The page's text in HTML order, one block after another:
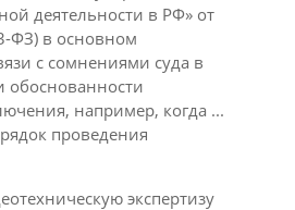
деятельности в РФ» от
ФЗ) в основном
с сомнениями суда в
обоснованности
например, когда ...
проведения
экспертизу